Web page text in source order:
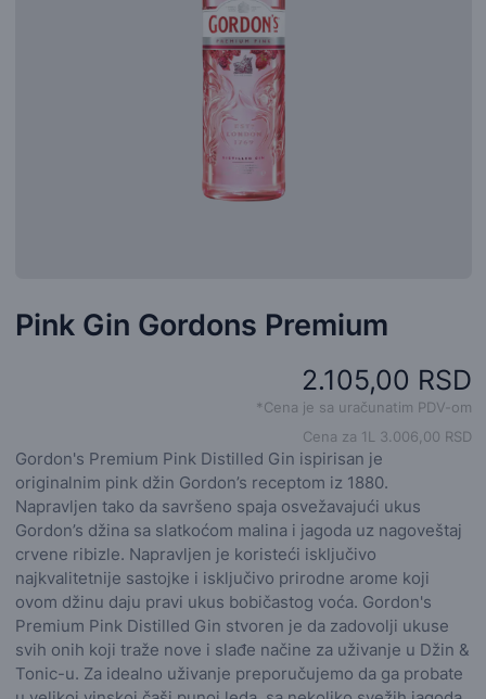
Pink Gin Gordons Premium
2.105,00 RSD
*Cena je sa uračunatim PDV-om
Cena za 1L 3.006,00 RSD
Gordon's Premium Pink Distilled Gin ispirisan je
originalnim pink džin Gordon’s receptom iz 1880.
Napravljen tako da savršeno spaja osvežavajući ukus
Gordon’s džina sa slatkoćom malina i jagoda uz nagoveštaj
crvene ribizle. Napravljen je koristeći isključivo
najkvalitetnije sastojke i isključivo prirodne arome koji
ovom džinu daju pravi ukus bobičastog voća. Gordon's
Premium Pink Distilled Gin stvoren je da zadovolji ukuse
svih onih koji traže nove i slađe načine za uživanje u Džin &
Tonic-u. Za idealno uživanje preporučujemo da ga probate